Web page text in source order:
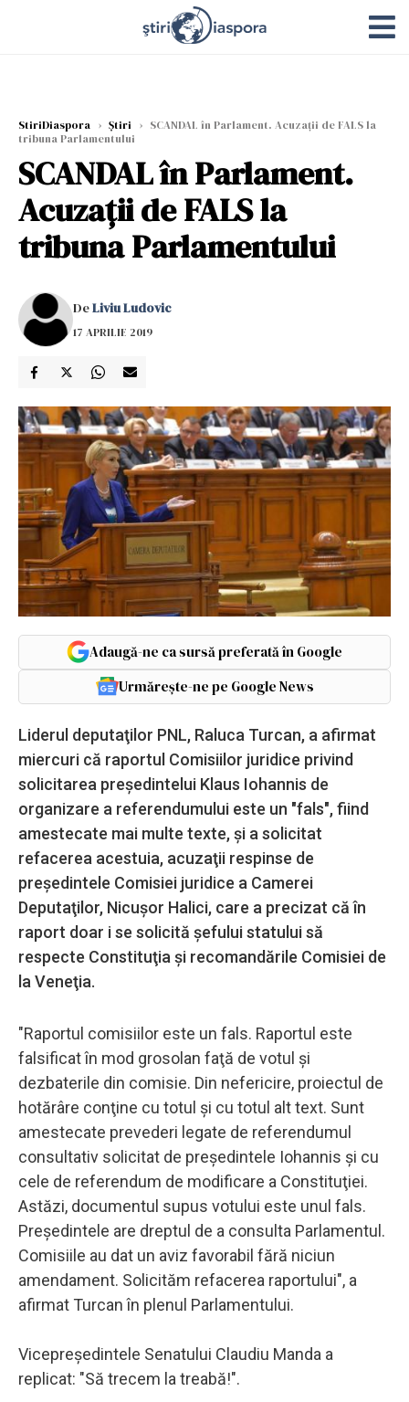
StiriDiaspora › Știri › SCANDAL în Parlament. Acuzații de FALS la
tribuna Parlamentului
SCANDAL în Parlament.
Acuzații de FALS la
tribuna Parlamentului
DeLiviu Ludovic
17 APRILIE 2019
Adaugă-ne ca sursă preferată în Google
Urmărește-ne pe Google News
Liderul deputaţilor PNL, Raluca Turcan, a afirmat
miercuri că raportul Comisiilor juridice privind
solicitarea preşedintelui Klaus Iohannis de
organizare a referendumului este un "fals", fiind
amestecate mai multe texte, şi a solicitat
refacerea acestuia, acuzaţii respinse de
preşedintele Comisiei juridice a Camerei
Deputaţilor, Nicuşor Halici, care a precizat că în
raport doar i se solicită şefului statului să
respecte Constituţia şi recomandările Comisiei de
la Veneţia.
"Raportul comisiilor este un fals. Raportul este
falsificat în mod grosolan faţă de votul şi
dezbaterile din comisie. Din nefericire, proiectul de
hotărâre conţine cu totul şi cu totul alt text. Sunt
amestecate prevederi legate de referendumul
consultativ solicitat de preşedintele Iohannis şi cu
cele de referendum de modificare a Constituţiei.
Astăzi, documentul supus votului este unul fals.
Preşedintele are dreptul de a consulta Parlamentul.
Comisiile au dat un aviz favorabil fără niciun
amendament. Solicităm refacerea raportului", a
afirmat Turcan în plenul Parlamentului.
Vicepreşedintele Senatului Claudiu Manda a
replicat: "Să trecem la treabă!".